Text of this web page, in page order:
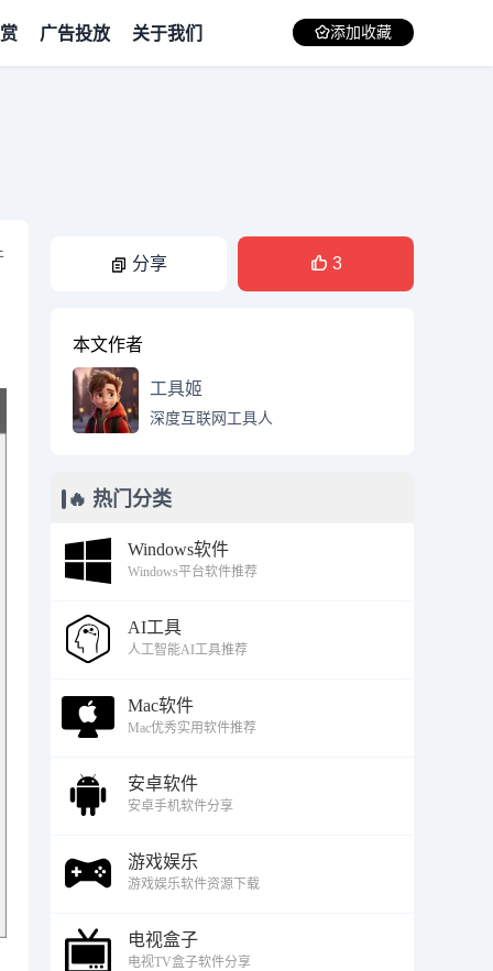
广告投放 关于我们 添加收藏
分享 3
本文作者
工具姬
深度互联网工具人
🔥 热门分类
Windows软件
Windows平台软件推荐
AI工具
人工智能AI工具推荐
Mac软件
Mac优秀实用软件推荐
安卓软件
安卓手机软件分享
游戏娱乐
游戏娱乐软件资源下载
电视盒子
电视TV盒子软件分享